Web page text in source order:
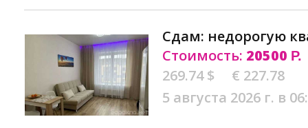
Сдам: недорогую
Стоимость: 20500 Р.
269.74 $
€ 227.78
5 августа 2026 г. в